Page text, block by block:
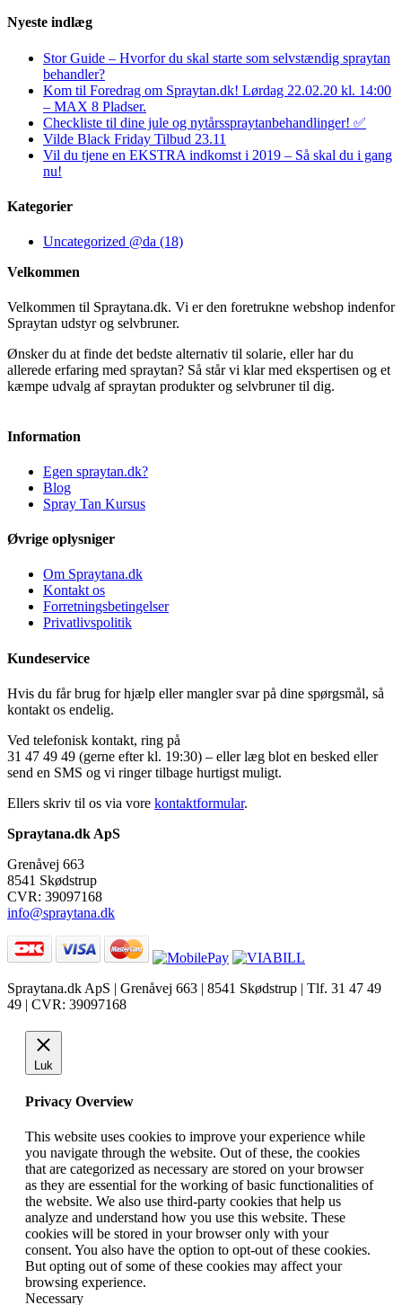
Nyeste indlæg
Stor Guide – Hvorfor du skal starte som selvstændig spraytan
behandler?
Kom til Foredrag om Spraytan.dk! Lørdag 22.02.20 kl. 14:00
– MAX 8 Pladser.
Checkliste til dine jule og nytårsspraytanbehandlinger! ✅
Vilde Black Friday Tilbud 23.11
Vil du tjene en EKSTRA indkomst i 2019 – Så skal du i gang
nu!
Kategorier
Uncategorized @da (18)
Velkommen
Velkommen til Spraytana.dk. Vi er den foretrukne webshop indenfor
Spraytan udstyr og selvbruner.
Ønsker du at finde det bedste alternativ til solarie, eller har du
allerede erfaring med spraytan? Så står vi klar med ekspertisen og et
kæmpe udvalg af spraytan produkter og selvbruner til dig.
Information
Egen spraytan.dk?
Blog
Spray Tan Kursus
Øvrige oplysniger
Om Spraytana.dk
Kontakt os
Forretningsbetingelser
Privatlivspolitik
Kundeservice
Hvis du får brug for hjælp eller mangler svar på dine spørgsmål, så
kontakt os endelig.
Ved telefonisk kontakt, ring på
31 47 49 49 (gerne efter kl. 19:30) – eller læg blot en besked eller
send en SMS og vi ringer tilbage hurtigst muligt.
Ellers skriv til os via vore kontaktformular.
Spraytana.dk ApS
Grenåvej 663
8541 Skødstrup
CVR: 39097168
info@spraytana.dk
Spraytana.dk ApS | Grenåvej 663 | 8541 Skødstrup | Tlf. 31 47 49
49 | CVR: 39097168
Luk
Privacy Overview
This website uses cookies to improve your experience while
you navigate through the website. Out of these, the cookies
that are categorized as necessary are stored on your browser
as they are essential for the working of basic functionalities of
the website. We also use third-party cookies that help us
analyze and understand how you use this website. These
cookies will be stored in your browser only with your
consent. You also have the option to opt-out of these cookies.
But opting out of some of these cookies may affect your
browsing experience.
Necessary